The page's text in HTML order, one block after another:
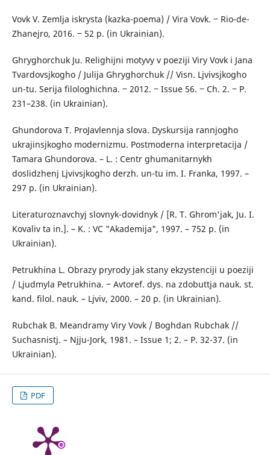
Vovk V. Zemlja iskrysta (kazka-poema) / Vira Vovk. ‒ Rio-de-
Zhanejro, 2016. ‒ 52 p. (in Ukrainian).
Ghryghorchuk Ju. Relighijni motyvy v poeziji Viry Vovk i Jana
Tvardovsjkogho / Julija Ghryghorchuk // Visn. Ljvivsjkogho
un-tu. Serija filologhichna. ‒ 2012. ‒ Issue 56. ‒ Ch. 2. ‒ P.
231–238. (in Ukrainian).
Ghundorova T. ProJavlennja slova. Dyskursija rannjogho
ukrajinsjkogho modernizmu. Postmoderna interpretacija /
Tamara Ghundorova. – L. : Centr ghumanitarnykh
doslidzhenj Ljvivsjkogho derzh. un-tu im. I. Franka, 1997. –
297 p. (in Ukrainian).
Literaturoznavchyj slovnyk-dovidnyk / [R. T. Ghrom'jak, Ju. I.
Kovaliv ta in.]. – K. : VC "Akademija", 1997. – 752 p. (in
Ukrainian).
Petrukhina L. Obrazy pryrody jak stany ekzystenciji u poeziji
/ Ljudmyla Petrukhina. ‒ Avtoref. dys. na zdobuttja nauk. st.
kand. filol. nauk. – Ljviv, 2000. – 20 p. (in Ukrainian).
Rubchak B. Meandramy Viry Vovk / Boghdan Rubchak //
Suchasnistj. – Njju-Jork, 1981. – Issue 1; 2. – P. 32-37. (in
Ukrainian).
PDF